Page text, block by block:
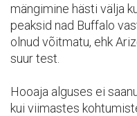
mängimine hästi välja
peaksid nad Buffalo
olnud võitmatu, ehk
suur test.
Hooaja alguses ei
kui viimastes